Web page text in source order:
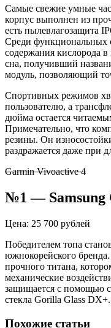
Самые свежие умные
корпус выполнен из
есть пылевлагозащита
Среди функциональных
содержания кислорода
сна, получивший
модуль, позволяющий
Спортивных режимов
пользователю, а
дюйма остается
Примечательно, что
резины. Он
раздражается даже при
Garmin Vivoactive 4
№1 — Samsung
Цена: 25 700 рублей
Победителем топа
южнокорейского
прочного титана,
механические
защищается с помощью
стекла Gorilla Glass DX+.
Похожие статьи